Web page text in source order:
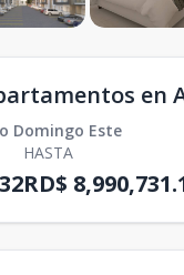
en
Domingo Este
HASTA
RD$